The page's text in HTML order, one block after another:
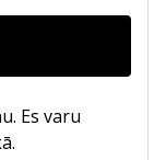
Es varu